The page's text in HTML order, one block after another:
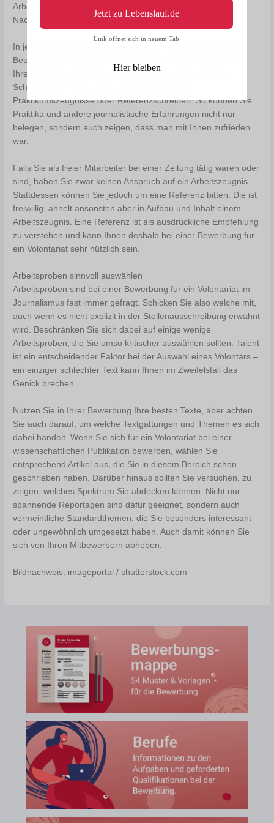
Arbeit. Suchen Sie deshalb nur die Zeugnisse und anderen
Nachweise heraus, die wirklich relevant sind.
In jedem Fall sind das Zeugnisse aus Ihrem Bildungsweg.
Beschränken Sie sich dabei auf das Abschlusszeugnis aus
Ihrem Studium, falls Sie studiert haben, und das höchste
Schulzeugnis. Mindestens ebenso wichtig sind
Praktikumszeugnisse oder Referenzschreiben. So können Sie
Praktika und andere journalistische Erfahrungen nicht nur
belegen, sondern auch zeigen, dass man mit Ihnen zufrieden
war.
Falls Sie als freier Mitarbeiter bei einer Zeitung tätig waren oder
sind, haben Sie zwar keinen Anspruch auf ein Arbeitszeugnis.
Stattdessen können Sie jedoch um eine Referenz bitten. Die ist
freiwillig, ähnelt ansonsten aber in Aufbau und Inhalt einem
Arbeitszeugnis. Eine Referenz ist als ausdrückliche Empfehlung
zu verstehen und kann Ihnen deshalb bei einer Bewerbung für
ein Volontariat sehr nützlich sein.
Arbeitsproben sinnvoll auswählen
Arbeitsproben sind bei einer Bewerbung für ein Volontariat im
Journalismus fast immer gefragt. Schicken Sie also welche mit,
auch wenn es nicht explizit in der Stellenausschreibung erwähnt
wird. Beschränken Sie sich dabei auf einige wenige
Arbeitsproben, die Sie umso kritischer auswählen sollten. Talent
ist ein entscheidender Faktor bei der Auswahl eines Volontärs –
ein einziger schlechter Text kann Ihnen im Zweifelsfall das
Genick brechen.
Nutzen Sie in Ihrer Bewerbung Ihre besten Texte, aber achten
Sie auch darauf, um welche Textgattungen und Themen es sich
dabei handelt. Wenn Sie sich für ein Volontariat bei einer
wissenschaftlichen Publikation bewerben, wählen Sie
entsprechend Artikel aus, die Sie in diesem Bereich schon
geschrieben haben. Darüber hinaus sollten Sie versuchen, zu
zeigen, welches Spektrum Sie abdecken können. Nicht nur
spannende Reportagen sind dafür geeignet, sondern auch
vermeintliche Standardthemen, die Sie besonders interessant
oder ungewöhnlich umgesetzt haben. Auch damit können Sie
sich von Ihren Mitbewerbern abheben.
Bildnachweis: imageportal / shutterstock.com
Link öffnet sich in neuem Tab.
Hier bleiben
Jetzt zu Lebenslauf.de